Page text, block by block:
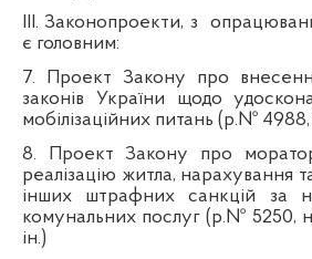
ІІI. Законопроекти, з
є головним:
7. Проект Закону про
законів України щодо
мобілізаційних питань (р.№
8. Проект Закону про
реалізацію житла, нарахування
інших штрафних санкцій за
комунальних послуг (р.№ 5250,
ін.)